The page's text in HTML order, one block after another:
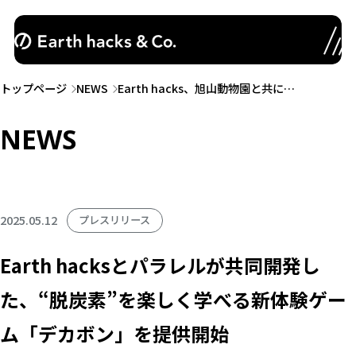
トップページ NEWS Earth hacks、旭山動物園と共に…
NEWS
2025.05.12 プレスリリース
Earth hacksとパラレルが共同開発し
た、“脱炭素”を楽しく学べる新体験ゲー
ム「デカボン」を提供開始